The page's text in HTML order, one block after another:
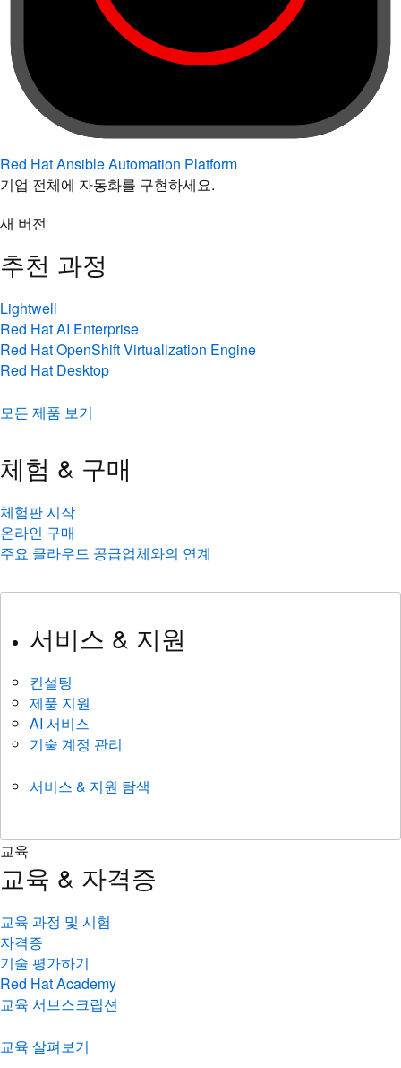
Red Hat Ansible Automation Platform
기업 전체에 자동화를 구현하세요.
새 버전
추천 과정
Lightwell
Red Hat AI Enterprise
Red Hat OpenShift Virtualization Engine
Red Hat Desktop
모든 제품 보기
체험 & 구매
체험판 시작
온라인 구매
주요 클라우드 공급업체와의 연계
서비스 & 지원
컨설팅
제품 지원
AI 서비스
기술 계정 관리
서비스 & 지원 탐색
교육
교육 & 자격증
교육 과정 및 시험
자격증
기술 평가하기
Red Hat Academy
교육 서브스크립션
교육 살펴보기